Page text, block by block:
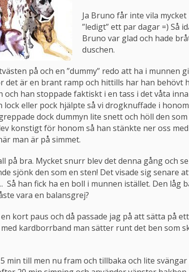
Ja Bruno får inte vila
”ledigt” ett par dagar =) Så
Bruno var glad och hade
duschen.
på och en ”dummy” redo att ha i munnen
det är en brant ramp och hittills har han behövt
och han stoppade faktiskt i en tass i det våta
lock eller pock hjälpte så vi drogknuffade i
dock dummyn lite snett och höll den
konstigt för honom så han stänkte ner oss
man är på simmet.
på bra. Mycket snurr blev det denna gång och
sjönk den som en sten! Det visade sig senare
Så han fick ha en boll i munnen istället. Den låg
vara en balansgrej?
kort paus och då passade jag på att sätta på
kardborrband man sätter runt det ben som
min till men nu fram och tillbaka och lite